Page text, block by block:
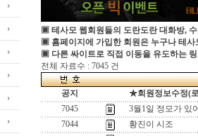
▣ 테사모 웹회원들의 도란도란 대화방,
▣ 홈페이지에 가입한 회원은 누구나 테사
▣ 다른 싸이트로 직접 이동을 유도하는
전체 자료수 : 7045 건
공지
★회원정보수정(
7045
3월1일 정모가 있
7044
황진이 시조